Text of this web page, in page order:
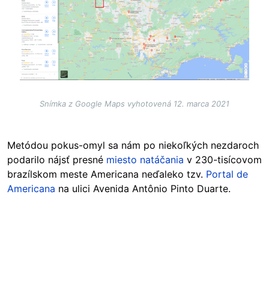
Snímka z Google Maps vyhotovená 12. marca 2021
Metódou pokus-omyl sa nám po niekoľkých nezdaroch
podarilo nájsť presné miesto natáčania v 230-tisícovom
brazílskom meste Americana neďaleko tzv. Portal de
Americana na ulici Avenida Antônio Pinto Duarte.